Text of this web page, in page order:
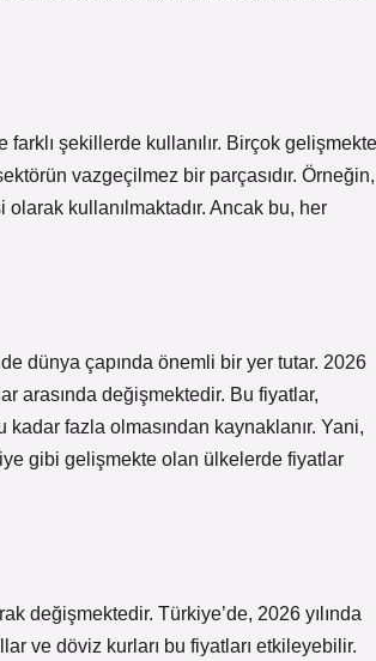
şekillerde kullanılır. Birçok gelişmekte
vazgeçilmez bir parçasıdır. Örneğin,
kullanılmaktadır. Ancak bu, her
dünya çapında önemli bir yer tutar. 2026
arasında değişmektedir. Bu fiyatlar,
kadar fazla olmasından kaynaklanır. Yani,
gibi gelişmekte olan ülkelerde fiyatlar
değişmektedir. Türkiye’de, 2026 yılında
ve döviz kurları bu fiyatları etkileyebilir.